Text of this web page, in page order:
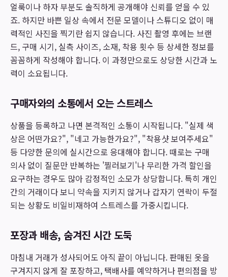
얼룩이나 하자 부분도 솔직하게 공개해야 신뢰를 얻을 수 있
죠. 하지만 바쁜 일상 속에서 전문 모델이나 스튜디오 없이 매
력적인 사진을 찍기란 쉽지 않습니다. 사진 촬영 후에는 브랜
드, 구매 시기, 실측 사이즈, 소재, 착용 횟수 등 상세한 정보를
꼼꼼하게 작성해야 합니다. 이 과정만으로도 상당한 시간과 노
력이 소요됩니다.
구매자와의 소통에서 오는 스트레스
상품을 등록하고 나면 본격적인 소통이 시작됩니다. "실제 색
상은 어떤가요?", "네고 가능한가요?", "착용샷 보여주세요"
등 다양한 문의에 실시간으로 응대해야 합니다. 때로는 구매
의사 없이 질문만 반복하는 '찔러보기'나 무리한 가격 할인을
요구하는 경우도 많아 감정적인 소모가 상당합니다. 특히 개인
간의 거래이다 보니 약속을 지키지 않거나 갑자기 연락이 두절
되는 상황도 비일비재하여 스트레스를 가중시킵니다.
포장과 배송, 숨겨진 시간 도둑
마침내 거래가 성사되어도 아직 끝이 아닙니다. 판매된 옷을
구겨지지 않게 잘 포장하고, 택배사를 예약하거나 편의점을 방